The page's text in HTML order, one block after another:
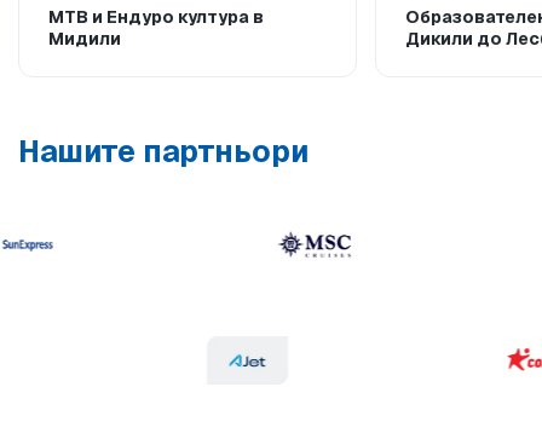
MTB и Ендуро култура в
Мидили
Дикили до
Нашите партньори